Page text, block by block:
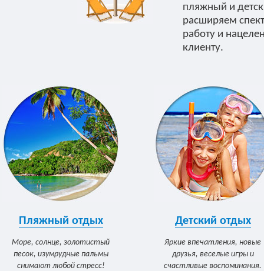
пляжный и
расширяем
работу и
клиенту.
Пляжный отдых
Море, солнце, золотистый
песок, изумрудные пальмы
снимают любой стресс!
Детский отдых
Яркие впечатления, новые
друзья, веселые игры и
счастливые воспоминания.